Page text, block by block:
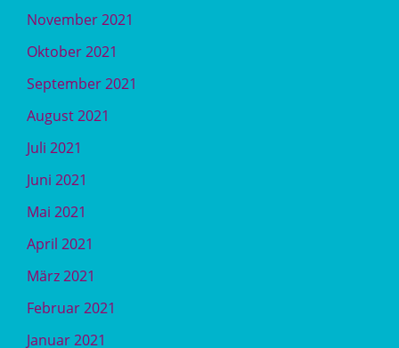
November 2021
Oktober 2021
September 2021
August 2021
Juli 2021
Juni 2021
Mai 2021
April 2021
März 2021
Februar 2021
Januar 2021